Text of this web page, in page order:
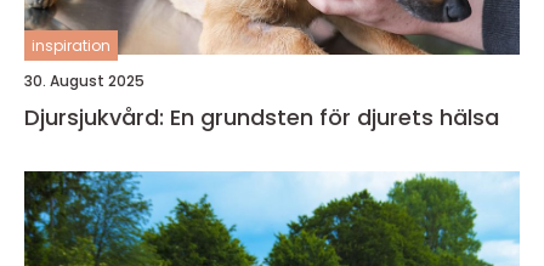
inspiration
30. August 2025
Djursjukvård: En grundsten för djurets hälsa